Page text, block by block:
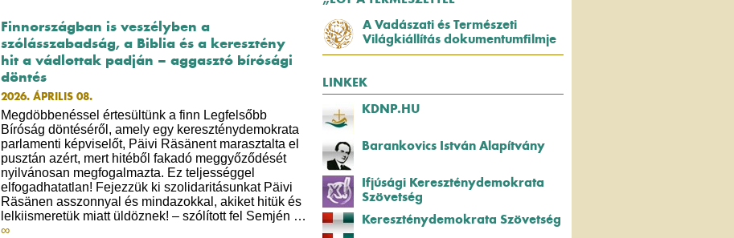
Finnországban is veszélyben a
szólásszabadság, a Biblia és a keresztény
hit a vádlottak padján – aggasztó bírósági
döntés
2026. ÁPRILIS 08.
Megdöbbenéssel értesültünk a finn Legfelsőbb
Bíróság döntéséről, amely egy kereszténydemokrata
parlamenti képviselőt, Päivi Räsänent marasztalta el
pusztán azért, mert hitéből fakadó meggyőződését
nyilvánosan megfogalmazta. Ez teljességgel
elfogadhatatlan! Fejezzük ki szolidaritásunkat Päivi
Räsänen asszonnyal és mindazokkal, akiket hitük és
lelkiismeretük miatt üldöznek! – szólított fel Semjén …
∞
A Vadászati és Természeti
Világkiállítás dokumentumfilmje
LINKEK
KDNP.HU
Barankovics István Alapítvány
Ifjúsági Kereszténydemokrata
Szövetség
Kereszténydemokrata Szövetség